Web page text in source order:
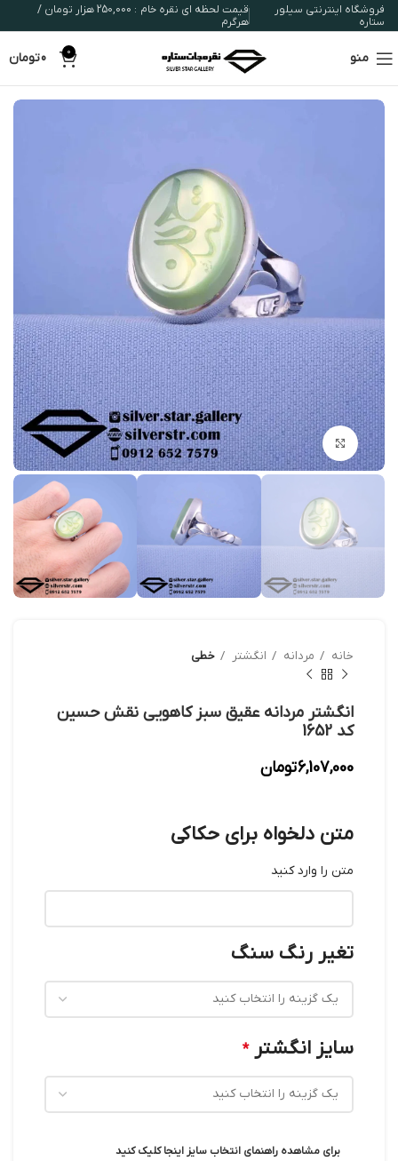
فروشگاه اینترنتی سیلور
ستاره
قیمت لحظه ای نقره خام : 250,000 هزار تومان /
هرگرم
منو 0
0تومان
بزرگنمایی تصویر
خانه مردانه انگشتر خطی
انگشتر مردانه عقیق سبز کاهویی نقش حسین
کد 1652
6,107,000تومان
متن دلخواه برای حکاکی
متن را وارد کنید
تغیر رنگ سنگ
سایز انگشتر*
برای مشاهده راهنمای انتخاب سایز اینجا کلیک کنید